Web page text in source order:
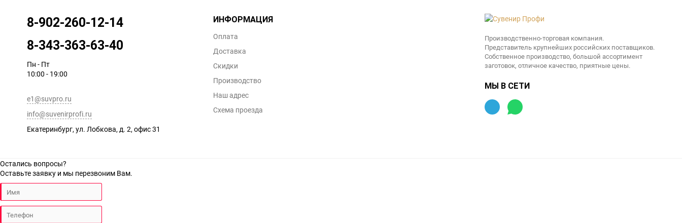
8-902-260-12-14
8-343-363-63-40
Пн - Пт
10:00 - 19:00
e1@suvpro.ru
info@suvenirprofi.ru
Екатеринбург, ул. Лобкова, д. 2, офис 31
ИНФОРМАЦИЯ
Оплата
Доставка
Скидки
Производство
Наш адрес
Схема проезда
Производственно-торговая компания.
Представитель крупнейших российских поставщиков.
Собственное производство, большой ассортимент
заготовок, отличное качество, приятные цены.
МЫ В СЕТИ
Остались вопросы?
Оставьте заявку и мы перезвоним Вам.